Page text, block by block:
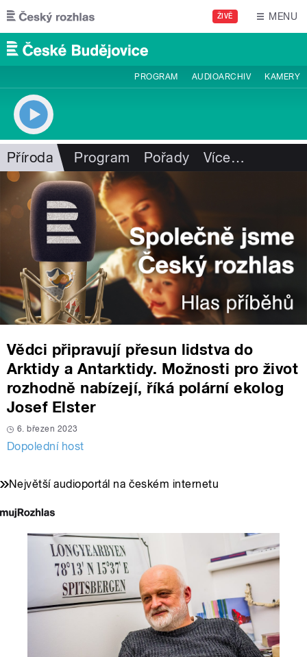
Přejít k hlavnímu obsahu
ŽIVĚ MENU
PROGRAM AUDIOARCHIV KAMERY
Příroda Program Pořady Více…
Vědci připravují přesun lidstva do
Arktidy a Antarktidy. Možnosti pro život
rozhodně nabízejí, říká polární ekolog
Josef Elster
6. březen 2023
Dopolední host
Největší audioportál na českém internetu